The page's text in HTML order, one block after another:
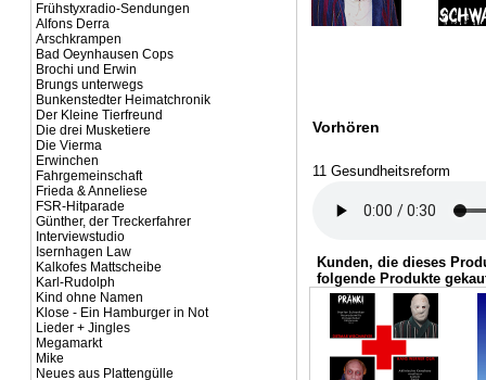
Frühstyxradio-Sendungen
Alfons Derra
Arschkrampen
Bad Oeynhausen Cops
Brochi und Erwin
Brungs unterwegs
Bunkenstedter Heimatchronik
Der Kleine Tierfreund
Die drei Musketiere
Die Vierma
Erwinchen
Fahrgemeinschaft
Frieda & Anneliese
FSR-Hitparade
Günther, der Treckerfahrer
Interviewstudio
Isernhagen Law
Kalkofes Mattscheibe
Karl-Rudolph
Kind ohne Namen
Klose - Ein Hamburger in Not
Lieder + Jingles
Megamarkt
Mike
Neues aus Plattengülle
Vorhören
11 Gesundheitsreform
Kunden, die dieses
folgende Produkte